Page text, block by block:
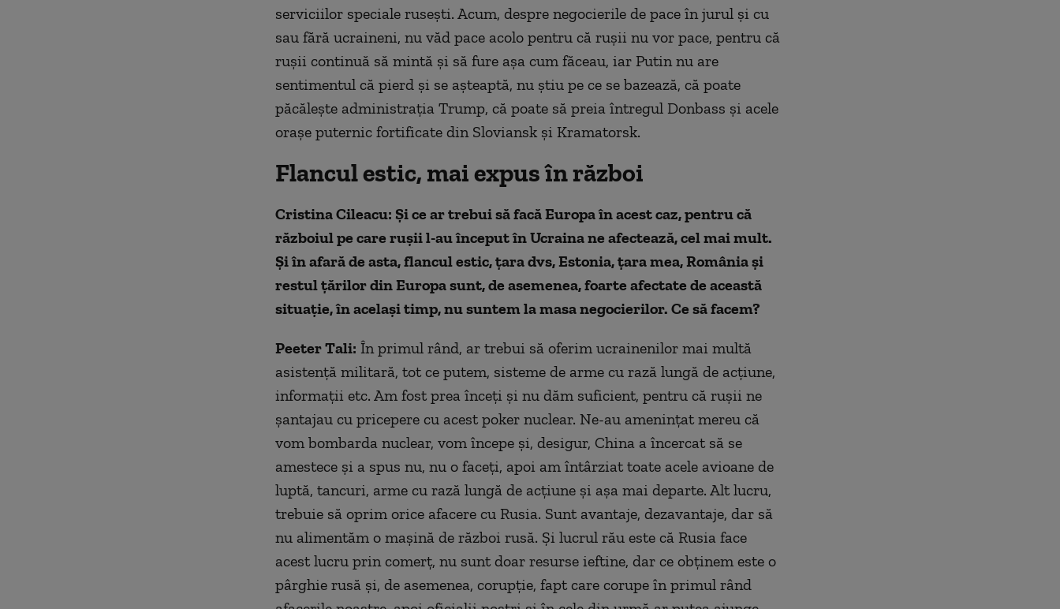
serviciilor speciale rusești. Acum, despre negocierile de pace în jurul și cu
sau fără ucraineni, nu văd pace acolo pentru că rușii nu vor pace, pentru că
rușii continuă să mintă și să fure așa cum făceau, iar Putin nu are
sentimentul că pierd și se așteaptă, nu știu pe ce se bazează, că poate
păcăleşte administraţia Trump, că poate să preia întregul Donbass și acele
orașe puternic fortificate din Sloviansk şi Kramatorsk.
Flancul estic, mai expus în război
Cristina Cileacu: Și ce ar trebui să facă Europa în acest caz, pentru că
războiul pe care rușii l-au început în Ucraina ne afectează, cel mai mult.
Și în afară de asta, flancul estic, țara dvs, Estonia, țara mea, România și
restul țărilor din Europa sunt, de asemenea, foarte afectate de această
situație, în același timp, nu suntem la masa negocierilor. Ce să facem?
Peeter Tali: În primul rând, ar trebui să oferim ucrainenilor mai multă
asistență militară, tot ce putem, sisteme de arme cu rază lungă de acțiune,
informaţii etc. Am fost prea înceţi și nu dăm suficient, pentru că rușii ne
șantajau cu pricepere cu acest poker nuclear. Ne-au ameninţat mereu că
vom bombarda nuclear, vom începe și, desigur, China a încercat să se
amestece și a spus nu, nu o faceți, apoi am întârziat toate acele avioane de
luptă, tancuri, arme cu rază lungă de acţiune și așa mai departe. Alt lucru,
trebuie să oprim orice afacere cu Rusia. Sunt avantaje, dezavantaje, dar să
nu alimentăm o mașină de război rusă. Și lucrul rău este că Rusia face
acest lucru prin comerț, nu sunt doar resurse ieftine, dar ce obținem este o
pârghie rusă și, de asemenea, corupție, fapt care corupe în primul rând